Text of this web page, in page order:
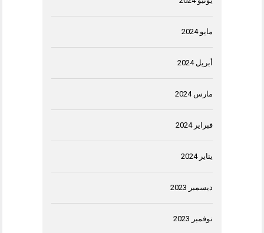
مايو 2024
أبريل 2024
مارس 2024
فبراير 2024
يناير 2024
ديسمبر 2023
نوفمبر 2023